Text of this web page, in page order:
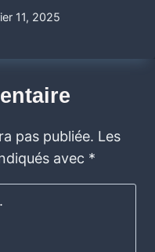
11, 2025
pas publiée. Les
avec *